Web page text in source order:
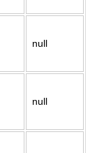
null
null